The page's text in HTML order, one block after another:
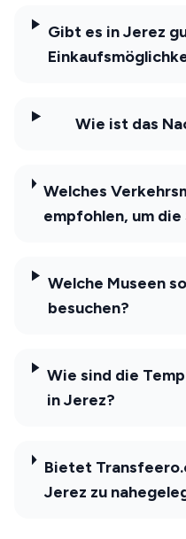
Gibt es in Jerez
Wie ist das
Welches
empfohlen, um
Welche Museen
besuchen?
Wie sind die
in Jerez?
Bietet
Jerez zu